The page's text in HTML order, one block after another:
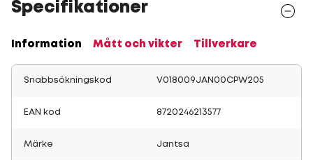
Specifikationer
Information Mått och vikter Tillverkare
Snabbsökningskod V018009JAN00CPW205
EAN kod 8720246213577
Märke Jantsa